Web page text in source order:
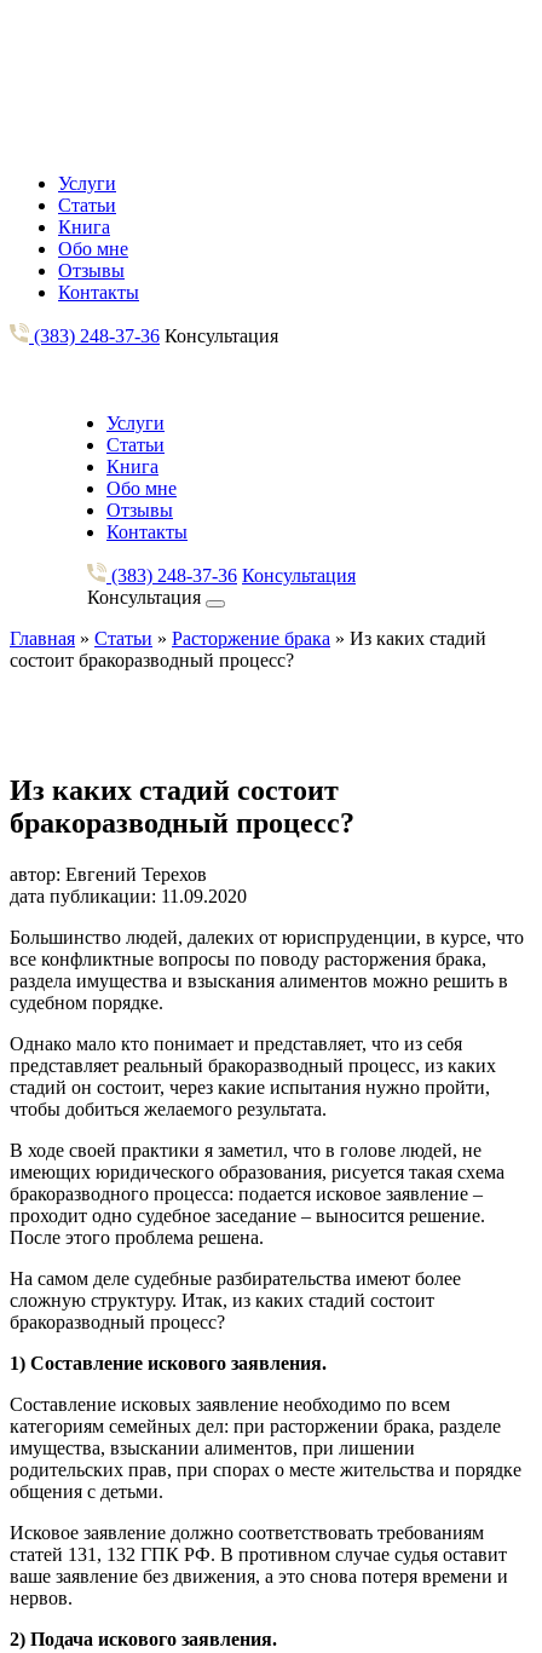
Услуги
Статьи
Книга
Обо мне
Отзывы
Контакты
(383) 248-37-36 Консультация
Услуги
Статьи
Книга
Обо мне
Отзывы
Контакты
(383) 248-37-36 Консультация
Консультация
Главная » Статьи » Расторжение брака » Из каких стадий
состоит бракоразводный процесс?
Из каких стадий состоит
бракоразводный процесс?
автор: Евгений Терехов
дата публикации: 11.09.2020
Большинство людей, далеких от юриспруденции, в курсе, что
все конфликтные вопросы по поводу расторжения брака,
раздела имущества и взыскания алиментов можно решить в
судебном порядке.
Однако мало кто понимает и представляет, что из себя
представляет реальный бракоразводный процесс, из каких
стадий он состоит, через какие испытания нужно пройти,
чтобы добиться желаемого результата.
В ходе своей практики я заметил, что в голове людей, не
имеющих юридического образования, рисуется такая схема
бракоразводного процесса: подается исковое заявление –
проходит одно судебное заседание – выносится решение.
После этого проблема решена.
На самом деле судебные разбирательства имеют более
сложную структуру. Итак, из каких стадий состоит
бракоразводный процесс?
1) Составление искового заявления.
Составление исковых заявление необходимо по всем
категориям семейных дел: при расторжении брака, разделе
имущества, взыскании алиментов, при лишении
родительских прав, при спорах о месте жительства и порядке
общения с детьми.
Исковое заявление должно соответствовать требованиям
статей 131, 132 ГПК РФ. В противном случае судья оставит
ваше заявление без движения, а это снова потеря времени и
нервов.
2) Подача искового заявления.